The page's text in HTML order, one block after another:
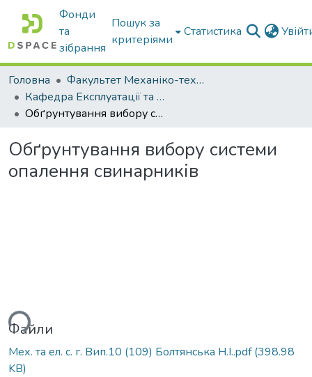
Фонди
та
зібрання
Пошук за
критеріями
Статистика
Головна
Факультет Механіко-технологічний
Кафедра Експлуатації та технічного сервісу машин
Обґрунтування вибору системи опалення свинарників
Обґрунтування вибору системи
опалення свинарників
Файли
Мех. та ел. с. г. Вип.10 (109) Болтянська Н.І..pdf(398.98
KB)